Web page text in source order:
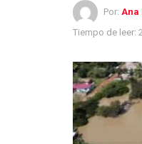
Por:
Tiempo de leer: